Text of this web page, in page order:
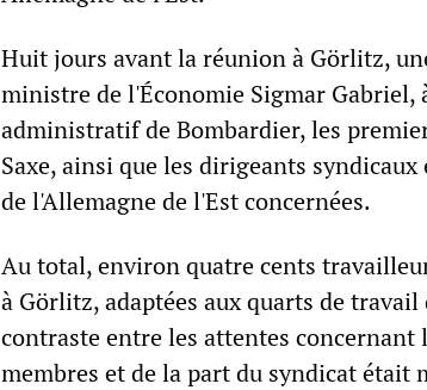
Huit jours avant la réunion à Görlitz,
ministre de l'Économie Sigmar
administratif de Bombardier, les
Saxe, ainsi que les dirigeants
de l'Allemagne de l'Est concernées.
Au total, environ quatre cents
à Görlitz, adaptées aux quarts de
contraste entre les attentes concernant
membres et de la part du syndicat était